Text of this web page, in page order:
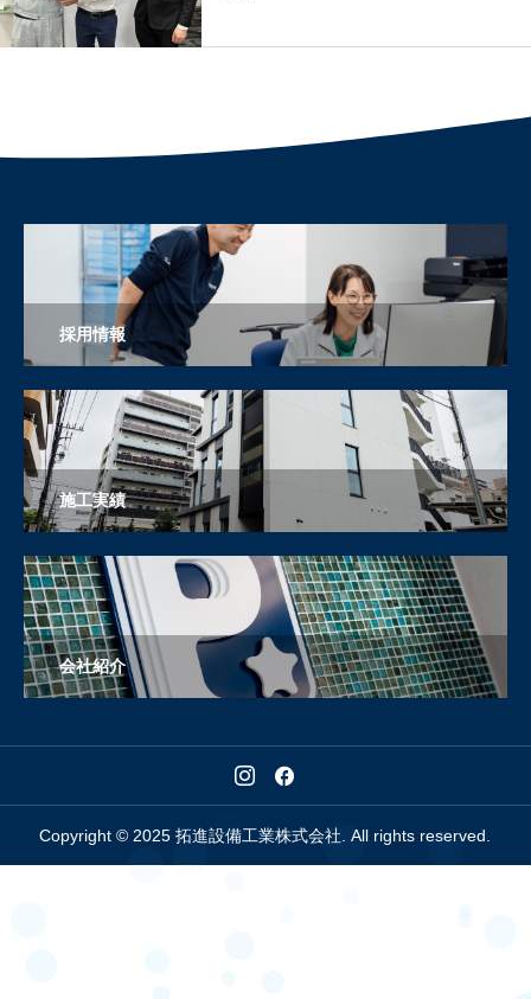
採用情報
施工実績
会社紹介
Copyright © 2025 拓進設備工業株式会社. All rights reserved.